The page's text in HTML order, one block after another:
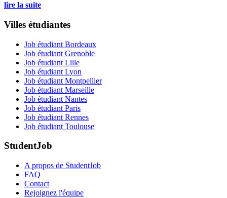
lire la suite
Villes étudiantes
Job étudiant Bordeaux
Job étudiant Grenoble
Job étudiant Lille
Job étudiant Lyon
Job étudiant Montpellier
Job étudiant Marseille
Job étudiant Nantes
Job étudiant Paris
Job étudiant Rennes
Job étudiant Toulouse
StudentJob
A propos de StudentJob
FAQ
Contact
Rejoignez l'équipe